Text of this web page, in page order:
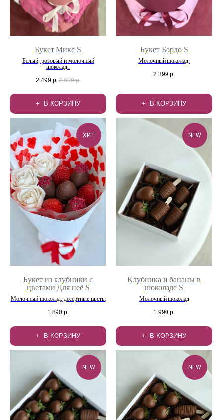
Букет Микс S
Белый, розовый и молочный
шоколад.
2 499 р. 2 690 р.
В КОРЗИНУ
Букет Бордо S
Молочный шоколад.
2 399 р.
В КОРЗИНУ
ХИТ
Букет из клубники с
цветами Для неё S
Молочный шоколад, десертные цветы
1 890 р.
В КОРЗИНУ
NEW
Клубника и бананы в
шоколаде S
Молочный шоколад
1 990 р.
В КОРЗИНУ
NEW NEW